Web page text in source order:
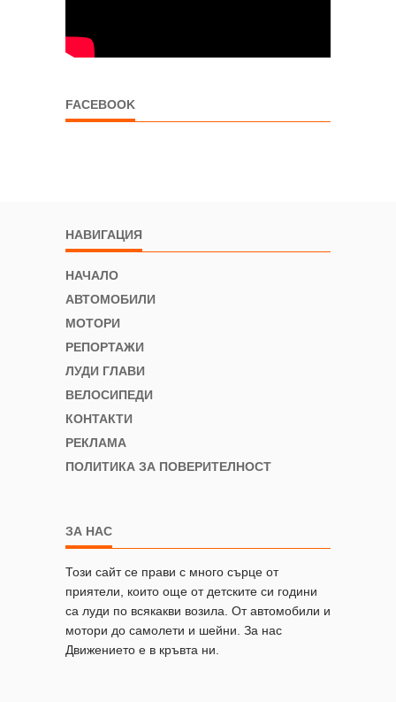
FACEBOOK
НАВИГАЦИЯ
НАЧАЛО
АВТОМОБИЛИ
МОТОРИ
РЕПОРТАЖИ
ЛУДИ ГЛАВИ
ВЕЛОСИПЕДИ
КОНТАКТИ
РЕКЛАМА
ПОЛИТИКА ЗА ПОВЕРИТЕЛНОСТ
ЗА НАС
Този сайт се прави с много сърце от
приятели, които още от детските си години
са луди по всякакви возила. От автомобили и
мотори до самолети и шейни. За нас
Движението е в кръвта ни.